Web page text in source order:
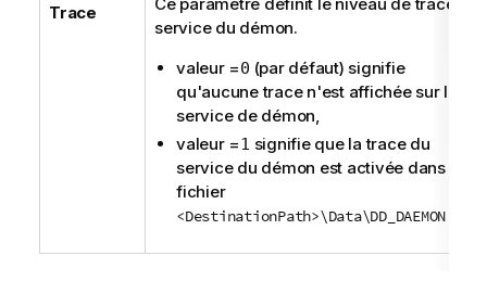
s
Trace
service du démon.
valeur =0 (par défaut) signifie
qu'aucune trace n'est affichée sur le
service de démon,
valeur =1 signifie que la trace du
service du démon est activée dans le
fichier
<DestinationPath>\Data\DD_DAEMON.dtc